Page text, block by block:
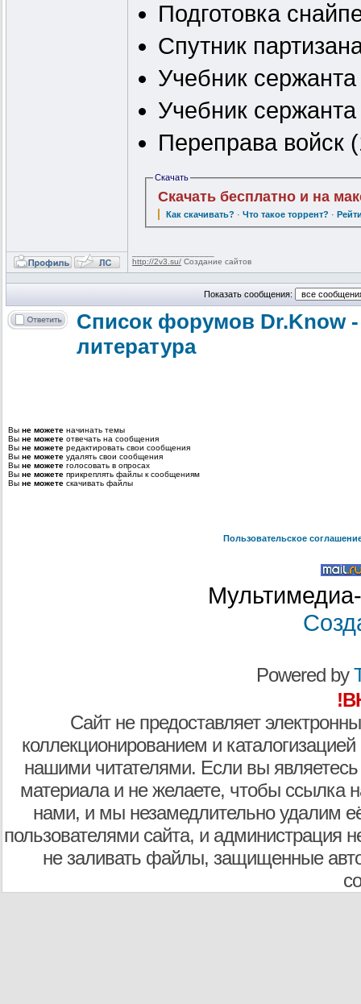
Подготовка
Спутник
Учебник
Учебник
Переправа войск
Скачать
Скачать бесплатно и на
Как скачивать? ·Что такое торрент? ·
http://2v3.su/ Создание сайтов
Показать сообщения:
Список форумов Dr.Know
литература
Вы не можете начинать темы
Вы не можете отвечать на сообщения
Вы не можете редактировать свои сообщения
Вы не можете удалять свои сообщения
Вы не можете голосовать в опросах
Вы не можете прикреплять файлы к сообщениям
Вы не можете скачивать файлы
Пользовательское
Powered by
Сайт не предоставляет
коллекционированием и
нашими читателями. Если вы являетесь
материала и не желаете, чтобы ссылка
нами, и мы незамедлительно удалим
пользователями сайта, и администрация
не заливать файлы, защищенные